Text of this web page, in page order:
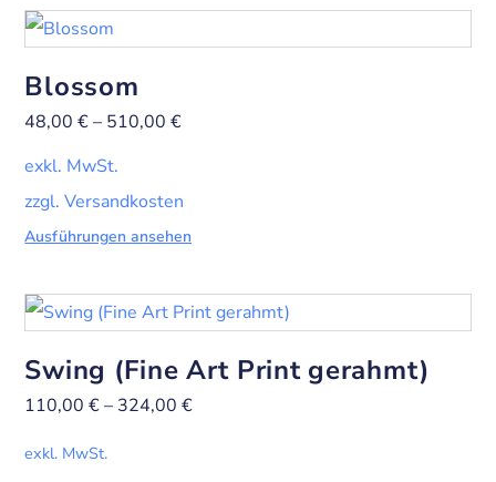
Blossom
48,00€– 510,00€
exkl. MwSt.
zzgl. Versandkosten
Ausführungen ansehen
Swing (Fine Art Print gerahmt)
110,00€– 324,00€
exkl. MwSt.